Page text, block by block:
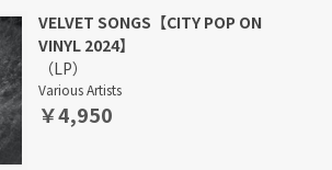
VELVET SONGS【CITY POP ON
VINYL 2024】
（LP）
Various Artists
￥4,950